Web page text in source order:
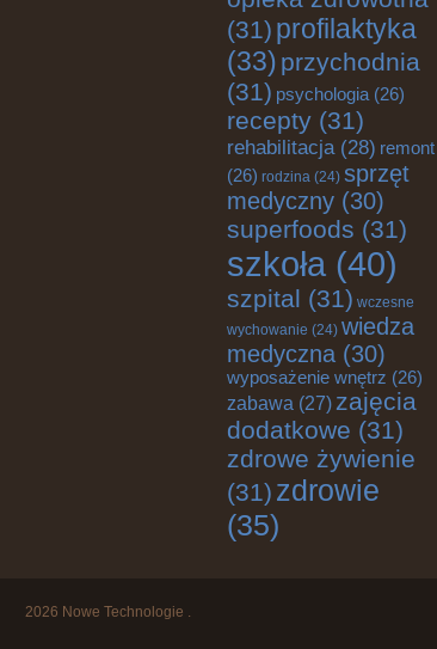
(31) profilaktyka
(33) przychodnia
(31) psychologia (26)
recepty (31)
rehabilitacja(28) remont
(26) rodzina (24) sprzęt
medyczny (30)
superfoods (31)
szkoła (40)
szpital (31) wczesne
wychowanie (24) wiedza
medyczna (30)
wyposażenie wnętrz (26)
zabawa (27) zajęcia
dodatkowe (31)
zdrowe żywienie
(31) zdrowie
(35)
2026 Nowe Technologie .